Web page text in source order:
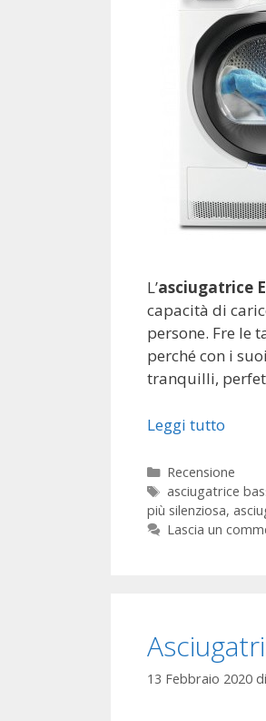
L’asciugatrice
capacità di
persone. Fre le
perché con i
tranquilli,
Leggi tutto
Categorie
Recensione
Tag
asciugatrice
più silenziosa,
Lascia un
13 Febbraio 2020 di